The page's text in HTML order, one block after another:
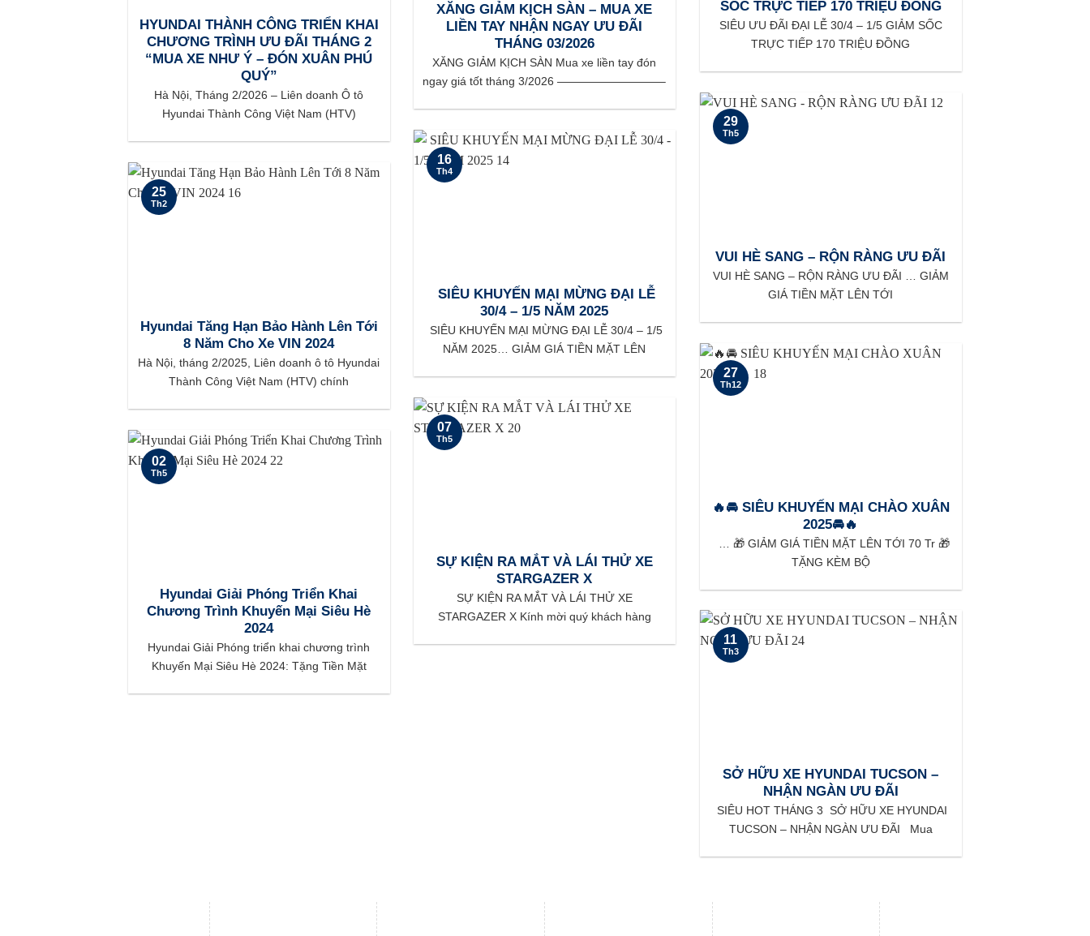
SỐC TRỰC TIẾP 170 TRIỆU ĐỒNG
SIÊU ƯU ĐÃI ĐẠI LỄ 30/4 – 1/5 GIẢM SỐC
TRỰC TIẾP 170 TRIỆU ĐỒNG
XĂNG GIẢM KỊCH SÀN – MUA XE
LIỀN TAY NHẬN NGAY ƯU ĐÃI
THÁNG 03/2026
XĂNG GIẢM KỊCH SÀN Mua xe liền tay đón
ngay giá tốt tháng 3/2026 —————————–
HYUNDAI THÀNH CÔNG TRIỂN KHAI
CHƯƠNG TRÌNH ƯU ĐÃI THÁNG 2
“MUA XE NHƯ Ý – ĐÓN XUÂN PHÚ
QUÝ”
Hà Nội, Tháng 2/2026 – Liên doanh Ô tô
Hyundai Thành Công Việt Nam (HTV)
VUI HÈ SANG – RỘN RÀNG ƯU ĐÃI
VUI HÈ SANG – RỘN RÀNG ƯU ĐÃI … GIẢM
GIÁ TIỀN MẶT LÊN TỚI
29
Th5
SIÊU KHUYẾN MẠI MỪNG ĐẠI LỄ
30/4 – 1/5 NĂM 2025
SIÊU KHUYẾN MẠI MỪNG ĐẠI LỄ 30/4 – 1/5
NĂM 2025… GIẢM GIÁ TIỀN MẶT LÊN
16
Th4
Hyundai Tăng Hạn Bảo Hành Lên Tới
8 Năm Cho Xe VIN 2024
Hà Nội, tháng 2/2025, Liên doanh ô tô Hyundai
Thành Công Việt Nam (HTV) chính
25
Th2
🔥🚘 SIÊU KHUYẾN MẠI CHÀO XUÂN
2025🚘🔥
… 🎁 GIẢM GIÁ TIỀN MẶT LÊN TỚI 70 Tr 🎁
TẶNG KÈM BỘ
27
Th12
SỰ KIỆN RA MẮT VÀ LÁI THỬ XE
STARGAZER X
SỰ KIỆN RA MẮT VÀ LÁI THỬ XE
STARGAZER X Kính mời quý khách hàng
07
Th5
Hyundai Giải Phóng Triển Khai
Chương Trình Khuyến Mại Siêu Hè
2024
Hyundai Giải Phóng triển khai chương trình
Khuyến Mại Siêu Hè 2024: Tặng Tiền Mặt
02
Th5
SỞ HỮU XE HYUNDAI TUCSON –
NHẬN NGÀN ƯU ĐÃI
SIÊU HOT THÁNG 3 ️ SỞ HỮU XE HYUNDAI
TUCSON – NHẬN NGÀN ƯU ĐÃI Mua
11
Th3